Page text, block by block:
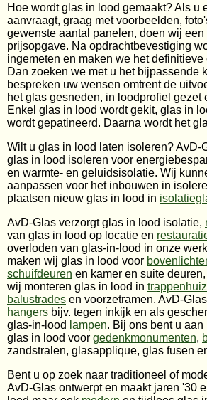
Hoe wordt glas in lood gemaakt? Als u
aanvraagt, graag met voorbeelden,
gewenste aantal panelen, doen wij
prijsopgave. Na opdrachtbevestiging
ingemeten en maken we het
Dan zoeken we met u het bijpassende
bespreken uw wensen omtrent de
het glas gesneden, in loodprofiel gezet
Enkel glas in lood wordt gekit, glas in
wordt gepatineerd. Daarna wordt het
Wilt u glas in lood laten isoleren? AvD-
glas in lood isoleren voor
en warmte- en geluidsisolatie. Wij
aanpassen voor het inbouwen in
plaatsen nieuw glas in lood in
AvD-Glas verzorgt glas in lood isolatie,
van glas in lood op locatie en
overloden van glas-in-lood in onze
maken wij glas in lood voor
schuifdeuren en kamer en suite deuren,
wij monteren glas in lood in
balustrades en voorzetramen. AvD-
hangers bijv. tegen inkijk en als
glas-in-lood lampen. Bij ons bent u
glas in lood voor gedenkmonumenten,
zandstralen, glasapplique, glas fusen
Bent u op zoek naar traditioneel of
AvD-Glas ontwerpt en maakt jaren '30